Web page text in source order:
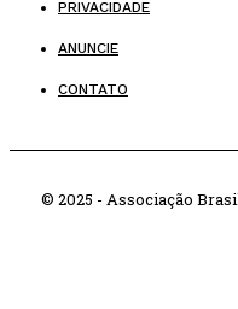
PRIVACIDADE
ANUNCIE
CONTATO
© 2025 - Associação